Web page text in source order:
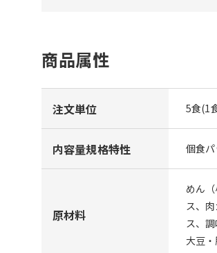
商品属性
注文単位 5食(1
内容量規格特性 個食
原材料
めん
ス、
ス、
大豆・